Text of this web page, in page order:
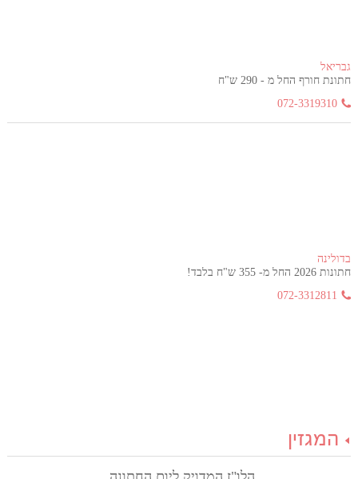
גבריאל
חתונת חורף החל מ - 290 ש"ח
072-3319310
בדולינה
חתונות 2026 החל מ- 355 ש"ח בלבד!
072-3312811
המגזין